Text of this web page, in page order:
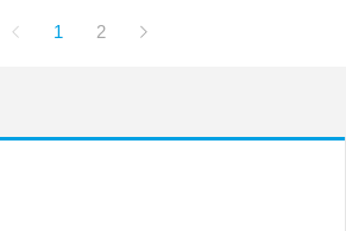
1 2